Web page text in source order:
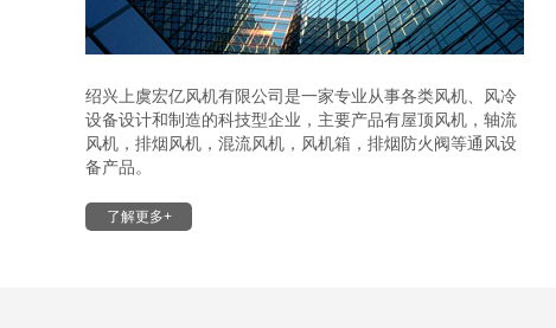
绍兴上虞宏亿风机有限公司是一家专业从事各类风机、风冷
设备设计和制造的科技型企业，主要产品有屋顶风机，轴流
风机，排烟风机，混流风机，风机箱，排烟防火阀等通风设
备产品。
了解更多+